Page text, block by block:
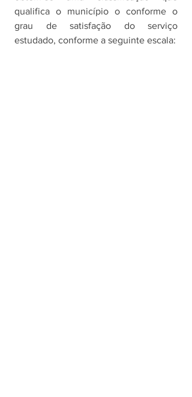
qualifica o município o conforme o
grau de satisfação do serviço
estudado, conforme a seguinte escala: